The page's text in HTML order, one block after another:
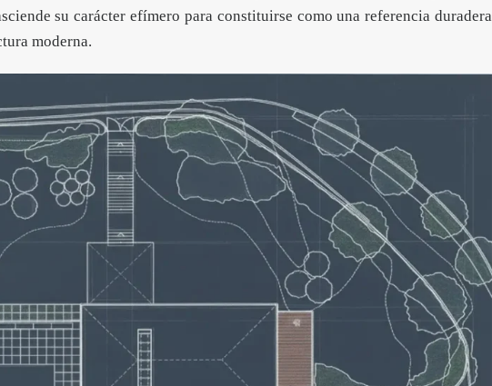
su carácter efímero para constituirse como una referencia duradera
moderna.